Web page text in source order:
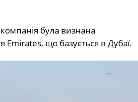
була визнана
Emirates, що базується в Дубаї.